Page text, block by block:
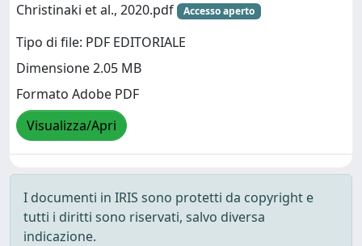
Christinaki et al., 2020.pdf
Accesso aperto
Tipo di file: PDF EDITORIALE
Dimensione 2.05 MB
Formato Adobe PDF
Visualizza/Apri
I documenti in IRIS sono protetti da copyright e
tutti i diritti sono riservati, salvo diversa
indicazione.